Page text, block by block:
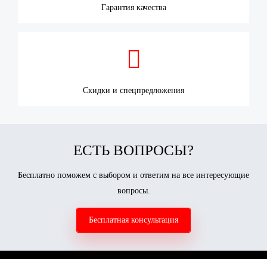
Гарантия качества

Скидки и спецпредложения
ЕСТЬ ВОПРОСЫ?
Бесплатно поможем с выбором и ответим на все интересующие
вопросы.
Бесплатная консультация